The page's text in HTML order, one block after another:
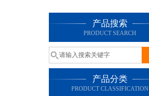
产品搜索
PRODUCT SEARCH
产品分类
PRODUCT CLASSIFICATION